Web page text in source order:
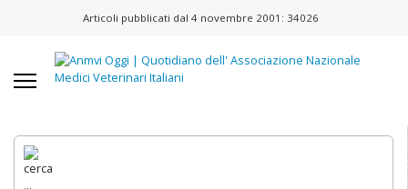
Articoli pubblicati dal 4 novembre 2001: 34026